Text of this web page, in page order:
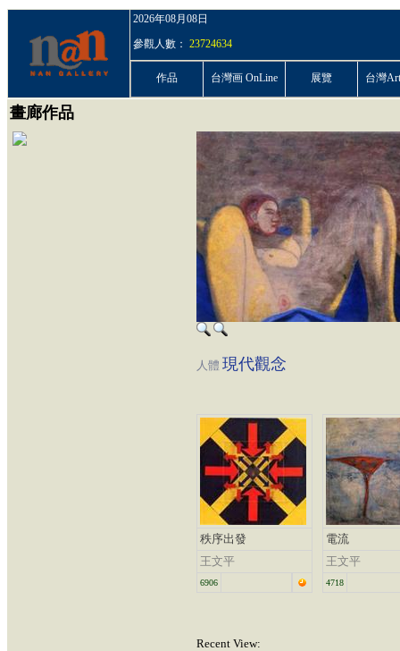
2026年08月08日
參觀人數： 23724634
作品 台灣画 OnLine 展覽 台灣
畫廊作品
人體 現代觀念
秩序出發
王文平
6906
電流
王文平
4718
Recent View: